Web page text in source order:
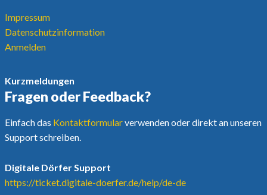
Impressum
Datenschutzinformation
Anmelden
Kurzmeldungen
Fragen oder Feedback?
Einfach das Kontaktformularverwenden oder direkt an unseren
Support schreiben.
Digitale Dörfer Support
https://ticket.digitale-doerfer.de/help/de-de